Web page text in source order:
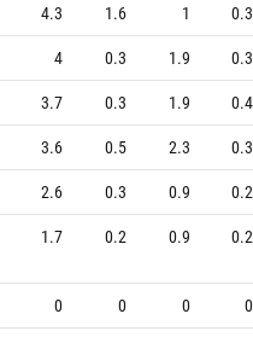
4.3 1.6 1
0.3
4 0.3 1.9
0.3
3.7 0.3 1.9
0.4
3.6 0.5 2.3
0.3
2.6 0.3 0.9
0.2
1.7 0.2 0.9 0.2
0 0 0
0